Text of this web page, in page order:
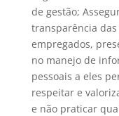
de gestão;
transparência
empregados,
no manejo de
pessoais a eles
respeitar e
e não praticar